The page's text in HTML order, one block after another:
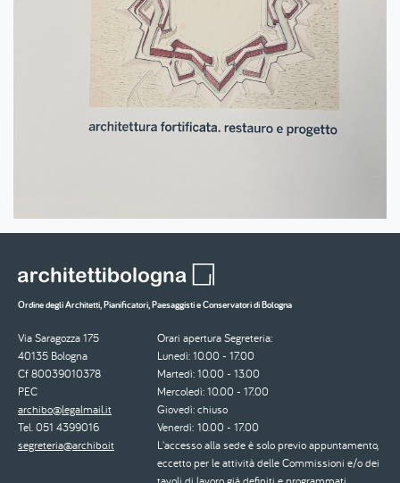
Ordine degli Architetti, Pianificatori, Paesaggisti e Conservatori di Bologna
Via Saragozza 175
40135 Bologna
Cf 80039010378
PEC
archibo@legalmail.it
Tel. 051 4399016
segreteria@archibo.it
Orari apertura Segreteria:
Lunedì: 10.00 - 17.00
Martedì: 10.00 - 13.00
Mercoledì: 10.00 - 17.00
Giovedì: chiuso
Venerdì: 10.00 - 17.00
L'accesso alla sede è solo previo appuntamento,
eccetto per le attività delle Commissioni e/o dei